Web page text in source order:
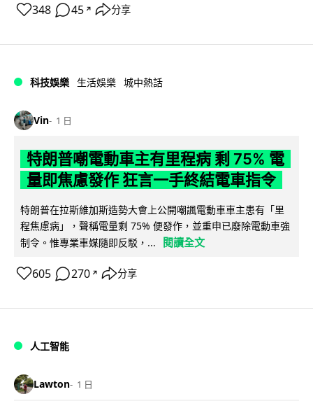
348 45 ↗ 分享
科技娛樂 生活娛樂 城中熱話
Vin 1 日
特朗普嘲電動車主有里程病 剩 75% 電
量即焦慮發作 狂言一手終結電車指令
特朗普在拉斯維加斯造勢大會上公開嘲諷電動車車主患有「里
程焦慮病」，聲稱電量剩 75% 便發作，並重申已廢除電動車強
制令。惟專業車媒隨即反駁，...
閱讀全文
605 270 ↗ 分享
人工智能
Lawton 1 日